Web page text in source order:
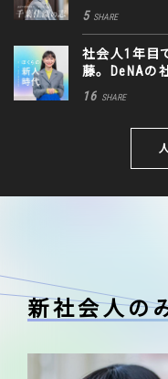
に込めた思い
5 SHARE
社会人1年目
藤。DeNAの
生きる道
16 SHARE
新社会人の